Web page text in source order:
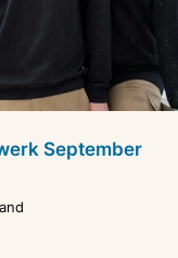
September